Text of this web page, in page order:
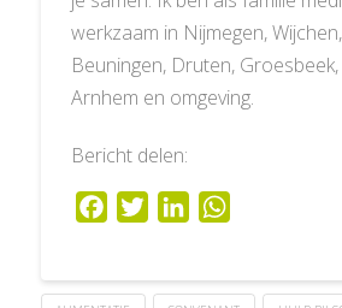
werkzaam in Nijmegen,
Beuningen, Druten, Groesbeek,
Arnhem en omgeving.
Bericht delen:
FacebookTwitterLinkedIn